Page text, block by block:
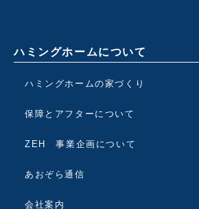
ハミングホームについて
ハミングホームの家づくり
保障とアフターについて
ZEH 事業企画について
あおぞら通信
会社案内